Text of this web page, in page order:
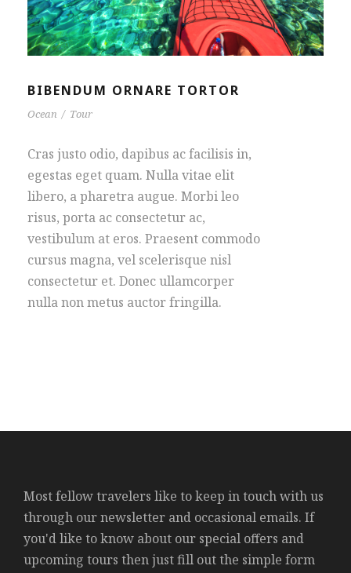
BIBENDUM ORNARE TORTOR
Ocean / Tour
Cras justo odio, dapibus ac facilisis in,
egestas eget quam. Nulla vitae elit
libero, a pharetra augue. Morbi leo
risus, porta ac consectetur ac,
vestibulum at eros. Praesent commodo
cursus magna, vel scelerisque nisl
consectetur et. Donec ullamcorper
nulla non metus auctor fringilla.
Most fellow travelers like to keep in touch with us
through our newsletter and occasional emails. If
you'd like to know about our special offers and
upcoming tours then just fill out the simple form